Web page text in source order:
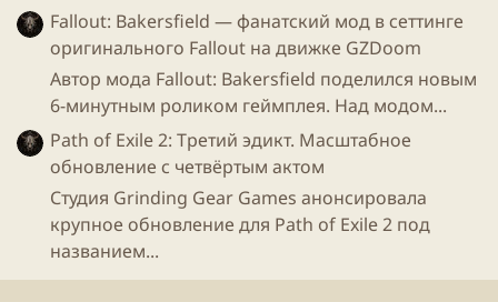
Fallout: Bakersfield — фанатский мод в сеттинге
оригинального Fallout на движке GZDoom
Автор мода Fallout: Bakersfield поделился новым
6-минутным роликом геймплея. Над модом...
Path of Exile 2: Третий эдикт. Масштабное
обновление с четвёртым актом
Студия Grinding Gear Games анонсировала
крупное обновление для Path of Exile 2 под
названием...